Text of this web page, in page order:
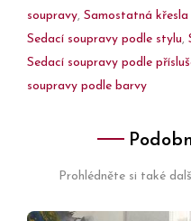
soupravy, Samostatná
Sedací soupravy podle stylu,
Sedací soupravy podle
soupravy podle barvy
Prohlédněte si také